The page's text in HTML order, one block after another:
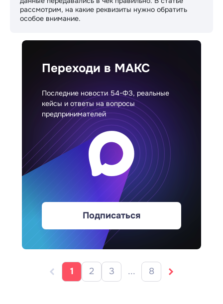
рассмотрим, на какие реквизиты нужно обратить
особое внимание.
Переходи в МАКС
Последние новости 54-ФЗ, реальные
кейсы и ответы на вопросы
предпринимателей
Подписаться
1 2 3 ... 8